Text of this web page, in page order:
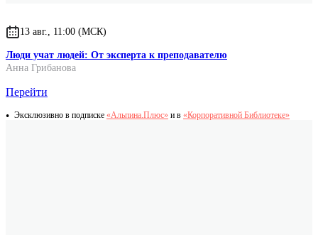
13 авг., 11:00 (МСК)
Люди учат людей: От эксперта к преподавателю
Анна Грибанова
Перейти
Эксклюзивно в подписке «Альпина.Плюс» и в «Корпоративной Библиотеке»